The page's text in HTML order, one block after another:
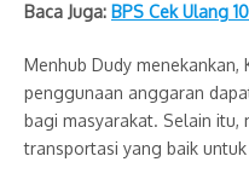
Baca Juga: BPS Cek Ulang
Menhub Dudy
penggunaan anggaran
bagi masyarakat. Selain itu,
transportasi yang baik